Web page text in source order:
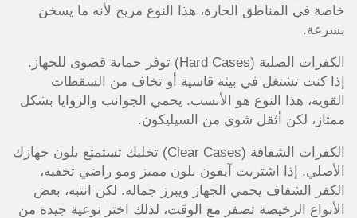
خاصة في المناطق الحارة، هذا النوع مريح لأنه ما يسخن
بسرعة.
الكفرات الصلبة (Hard Cases) توفر حماية قصوى للجهاز.
إذا كنت تشتغل في بيئة قاسية أو تخاف من السقطات
القوية، هذا النوع هو الأنسب. يحمي الجوانب والزوايا بشكل
ممتاز، لكن أثقل شوي من السيليكون.
الكفرات الشفافة (Clear Cases) تخليك تستمتع بلون جهازك
الأصلي. إذا اشتريت آيفون بلون مميز ومو راضي تخفيه،
الكفر الشفاف يحمي الجهاز ويبرز جماله. لكن انتبه، بعض
الأنواع الرخيصة تصفر مع الوقت، لذلك اختر نوعية جيدة من